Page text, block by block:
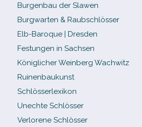
Burgenbau der Slawen
Burgwarten & Raubschlösser
Elb-​Baroque | Dresden
Festungen in Sachsen
Königlicher Weinberg Wachwitz
Ruinenbaukunst
Schlösserlexikon
Unechte Schlösser
Verlorene Schlösser